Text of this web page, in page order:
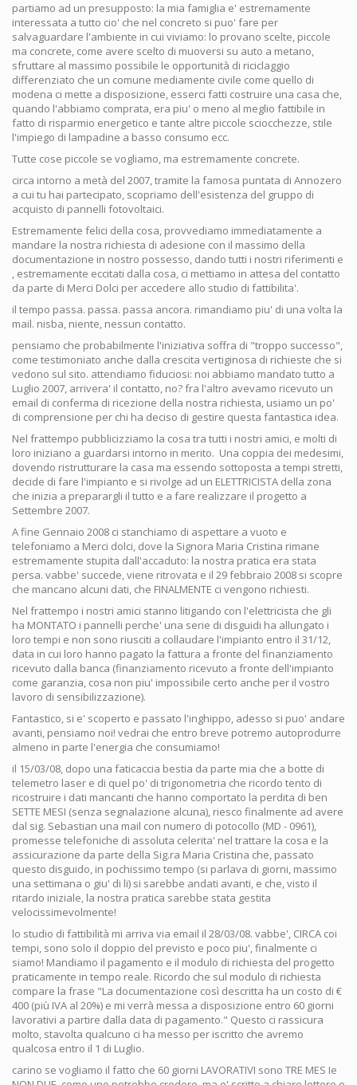
partiamo ad un presupposto: la mia famiglia e' estremamente
interessata a tutto cio' che nel concreto si puo' fare per
salvaguardare l'ambiente in cui viviamo: lo provano scelte, piccole
ma concrete, come avere scelto di muoversi su auto a metano,
sfruttare al massimo possibile le opportunità di riciclaggio
differenziato che un comune mediamente civile come quello di
modena ci mette a disposizione, esserci fatti costruire una casa che,
quando l'abbiamo comprata, era piu' o meno al meglio fattibile in
fatto di risparmio energetico e tante altre piccole sciocchezze, stile
l'impiego di lampadine a basso consumo ecc.
Tutte cose piccole se vogliamo, ma estremamente concrete.
circa intorno a metà del 2007, tramite la famosa puntata di Annozero
a cui tu hai partecipato, scopriamo dell'esistenza del gruppo di
acquisto di pannelli fotovoltaici.
Estremamente felici della cosa, provvediamo immediatamente a
mandare la nostra richiesta di adesione con il massimo della
documentazione in nostro possesso, dando tutti i nostri riferimenti e
, estremamente eccitati dalla cosa, ci mettiamo in attesa del contatto
da parte di Merci Dolci per accedere allo studio di fattibilita'.
il tempo passa. passa. passa ancora. rimandiamo piu' di una volta la
mail. nisba, niente, nessun contatto.
pensiamo che probabilmente l'iniziativa soffra di "troppo successo",
come testimoniato anche dalla crescita vertiginosa di richieste che si
vedono sul sito. attendiamo fiduciosi: noi abbiamo mandato tutto a
Luglio 2007, arrivera' il contatto, no? fra l'altro avevamo ricevuto un
email di conferma di ricezione della nostra richiesta, usiamo un po'
di comprensione per chi ha deciso di gestire questa fantastica idea.
Nel frattempo pubblicizziamo la cosa tra tutti i nostri amici, e molti di
loro iniziano a guardarsi intorno in merito. Una coppia dei medesimi,
dovendo ristrutturare la casa ma essendo sottoposta a tempi stretti,
decide di fare l'impianto e si rivolge ad un ELETTRICISTA della zona
che inizia a preparargli il tutto e a fare realizzare il progetto a
Settembre 2007.
A fine Gennaio 2008 ci stanchiamo di aspettare a vuoto e
telefoniamo a Merci dolci, dove la Signora Maria Cristina rimane
estremamente stupita dall'accaduto: la nostra pratica era stata
persa. vabbe' succede, viene ritrovata e il 29 febbraio 2008 si scopre
che mancano alcuni dati, che FINALMENTE ci vengono richiesti.
Nel frattempo i nostri amici stanno litigando con l'elettricista che gli
ha MONTATO i pannelli perche' una serie di disguidi ha allungato i
loro tempi e non sono riusciti a collaudare l'impianto entro il 31/12,
data in cui loro hanno pagato la fattura a fronte del finanziamento
ricevuto dalla banca (finanziamento ricevuto a fronte dell'impianto
come garanzia, cosa non piu' impossibile certo anche per il vostro
lavoro di sensibilizzazione).
Fantastico, si e' scoperto e passato l'inghippo, adesso si puo' andare
avanti, pensiamo noi! vedrai che entro breve potremo autoprodurre
almeno in parte l'energia che consumiamo!
il 15/03/08, dopo una faticaccia bestia da parte mia che a botte di
telemetro laser e di quel po' di trigonometria che ricordo tento di
ricostruire i dati mancanti che hanno comportato la perdita di ben
SETTE MESI (senza segnalazione alcuna), riesco finalmente ad avere
dal sig. Sebastian una mail con numero di potocollo (MD - 0961),
promesse telefoniche di assoluta celerita' nel trattare la cosa e la
assicurazione da parte della Sig.ra Maria Cristina che, passato
questo disguido, in pochissimo tempo (si parlava di giorni, massimo
una settimana o giu' di li) si sarebbe andati avanti, e che, visto il
ritardo iniziale, la nostra pratica sarebbe stata gestita
velocissimevolmente!
lo studio di fattibilità mi arriva via email il 28/03/08. vabbe', CIRCA coi
tempi, sono solo il doppio del previsto e poco piu', finalmente ci
siamo! Mandiamo il pagamento e il modulo di richiesta del progetto
praticamente in tempo reale. Ricordo che sul modulo di richiesta
compare la frase "La documentazione così descritta ha un costo di €
400 (più IVA al 20%) e mi verrà messa a disposizione entro 60 giorni
lavorativi a partire dalla data di pagamento." Questo ci rassicura
molto, stavolta qualcuno ci ha messo per iscritto che avremo
qualcosa entro il 1 di Luglio.
carino se vogliamo il fatto che 60 giorni LAVORATIVI sono TRE MES Ie